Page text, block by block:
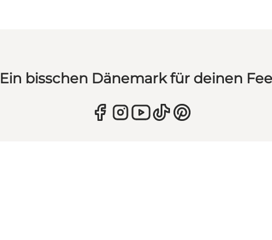
Ein bisschen Dänemark für deinen